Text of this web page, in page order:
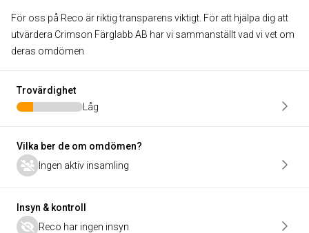
För oss på Reco är riktig transparens viktigt. För att hjälpa dig att
utvärdera Crimson Färglabb AB har vi sammanställt vad vi vet om
deras omdömen
Trovärdighet
Låg
Vilka ber de om omdömen?
Ingen aktiv insamling
Insyn & kontroll
Reco har ingen insyn